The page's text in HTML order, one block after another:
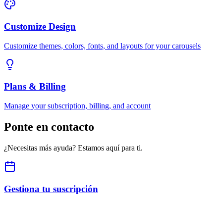
Customize Design
Customize themes, colors, fonts, and layouts for your carousels
Plans & Billing
Manage your subscription, billing, and account
Ponte en contacto
¿Necesitas más ayuda? Estamos aquí para ti.
Gestiona tu suscripción